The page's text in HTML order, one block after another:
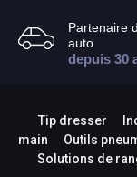
Partenaire
auto
depuis 30
Tip dresser
main
Outils
Solutions de